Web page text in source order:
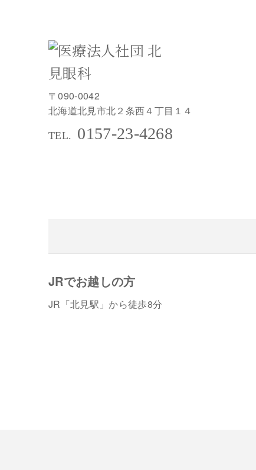
〒090-0042
北海道北見市北２条西４丁目１４
0157-23-4268
JRでお越しの方
JR「北見駅」から徒歩8分